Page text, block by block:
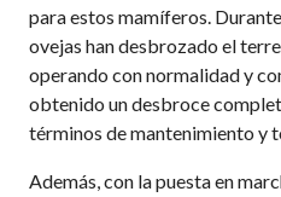
para estos mamíferos.
ovejas han desbrozado el
operando con normalidad y
obtenido un desbroce
términos de mantenimiento y
Además, con la puesta en